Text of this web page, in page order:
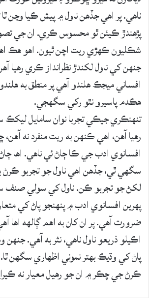
ناهي. پر اهي جڏهن ناول ۾ پيش ڪيا وڃن
پڙهندڙ ڪيئن ٿو محسوس ڪري. ان جي
شڪليون ڪهڙي ريت اچن ٿيون. اهو هڪ
جنهن کي ناول لکندڙ نظرانداز ڪري رهيا
افساني ميجڪ هلندو آهي پر منطق به
هڪدم پاسيرو نٿو رکي سگهجي.
تنهنڪري جيڪي تجربا نوان سامايل
رهيا آهن، اهي ڪنهن به ريت منفرد نه
افسانوي ادب جي ڪا ڄاڻ ئي ناهي. اها
سگهي ٿي، جڏهن اهي ناول جو تجربو ڪرڻ
لکڻ جو تجربو ڪن. ناول کي سولي صنف
پهرين افسانوي ادب ۾ پنهنجو پاڻ کي
ضرورت آهي. پر ان کان به اهم ڳالهه اها
اڪيلو ذريعو ناول ناهي، نثر به آهي. جنهن
پاڻ کي وڌيڪ بهتر نموني اظهاري سگهن
ڪرڻ جي چڪر ۾ ان جو رهيل معيار نه